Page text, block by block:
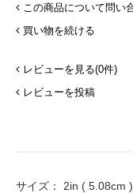
この商品について問い
買い物を続ける
レビューを見る(0件)
レビューを投稿
サイズ： 2in ( 5.08cm )